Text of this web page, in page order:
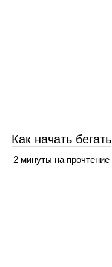
Как начать бегать
2 минуты на прочтение